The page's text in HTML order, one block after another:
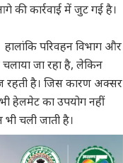
कार्रवाई में जुट गई है।
हालांकि परिवहन विभाग और
जा रहा है, लेकिन
रहती है। जिस कारण अक्सर
भी हेलमेट का उपयोग नहीं
चली जाती है।